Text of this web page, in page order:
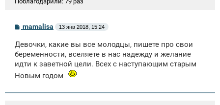
С
б
щ
е
н
и
е
mamalisa 13 янв 2018, 15:24
Девочки, какие вы все молодцы, пишете про свои
беременности, вселяете в нас надежду и желание
идти к заветной цели. Всех с наступающим старым
Новым годом